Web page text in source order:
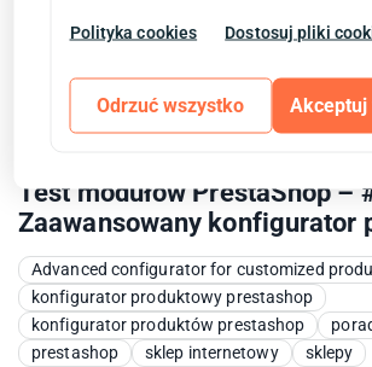
Wtedy właśnie w internecie pojawiły się takie
Data publikacji:14.10.2016
Test modułów PrestaShop –
Zaawansowany konfigurator
Advanced configurator for customized
konfigurator produktowy prestashop
konfigurator produktów prestashop
prestashop
sklep internetowy
sklepy
Polityka cookies Dostosuj pliki
Odrzuć wszystko Akceptuj